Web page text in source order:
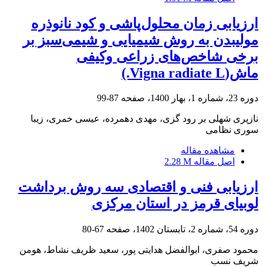
ارزیابی زمان محلول‌پاشی و کود نانوذره
مولیبدن به روش شیمیایی و شیمی‌سبز بر
برخی شاخص‌های زراعی وکیفی
ماش(Vigna radiate L.)
دوره 23، شماره 1، بهار 1400، صفحه 87-99
نازپری شهلی بر رود گزی، مهدی دهمرده، عیسی خمری، زیبا
سوری نظامی
مشاهده مقاله
اصل مقاله 2.28 M
ارزیابی فنی و اقتصادی سه روش برداشت
لوبیای قرمز در استان مرکزی
دوره 54، شماره 2، تابستان 1402، صفحه 67-80
محمود صفری، ابوالفضل هدایتی پور، سعید ظریف نشاط، هومن
شریف نسب